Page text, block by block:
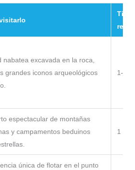
nabatea excavada en la roca,
grandes iconos arqueológicos
1–2
espectacular de montañas
y campamentos beduinos
1
única de flotar en el punto